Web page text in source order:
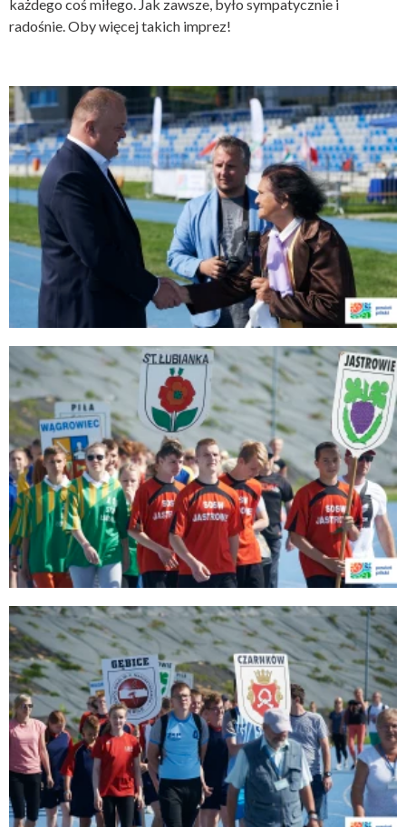
każdego coś miłego. Jak zawsze, było sympatycznie i
radośnie. Oby więcej takich imprez!